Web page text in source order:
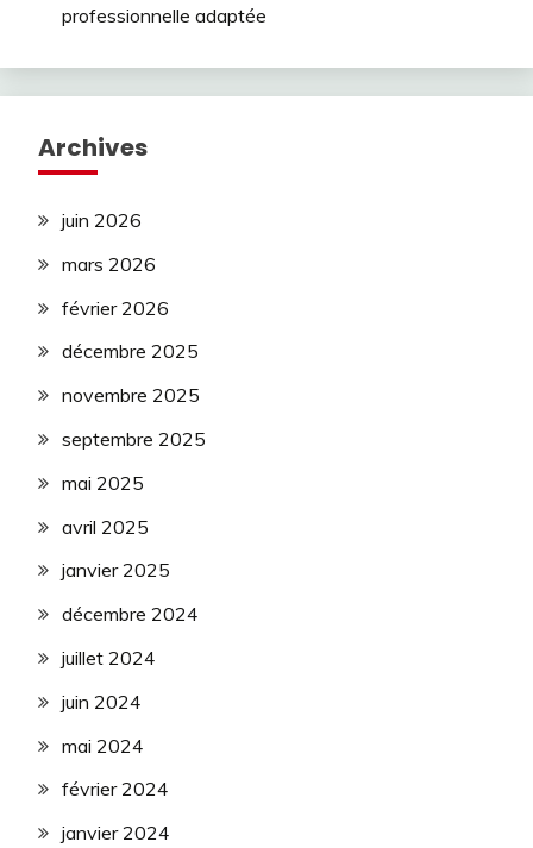
professionnelle adaptée
Archives
juin 2026
mars 2026
février 2026
décembre 2025
novembre 2025
septembre 2025
mai 2025
avril 2025
janvier 2025
décembre 2024
juillet 2024
juin 2024
mai 2024
février 2024
janvier 2024